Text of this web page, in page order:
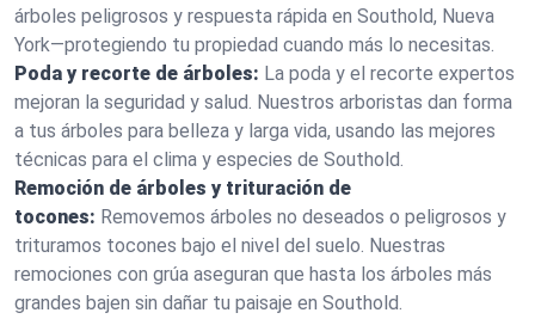
árboles peligrosos y respuesta rápida en Southold, Nueva
York—protegiendo tu propiedad cuando más lo necesitas.
Poda y recorte de árboles: La poda y el recorte expertos
mejoran la seguridad y salud. Nuestros arboristas dan forma
a tus árboles para belleza y larga vida, usando las mejores
técnicas para el clima y especies de Southold.
Remoción de árboles y trituración de
tocones: Removemos árboles no deseados o peligrosos y
trituramos tocones bajo el nivel del suelo. Nuestras
remociones con grúa aseguran que hasta los árboles más
grandes bajen sin dañar tu paisaje en Southold.